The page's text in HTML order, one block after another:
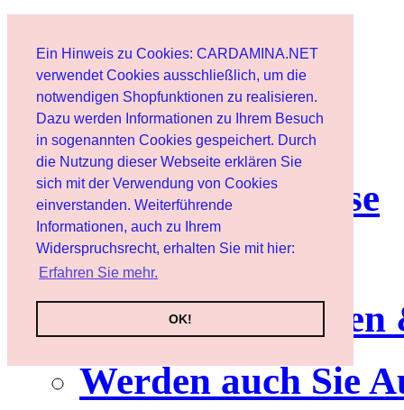
Ein Hinweis zu Cookies: CARDAMINA.NET
verwendet Cookies ausschließlich, um die
notwendigen Shopfunktionen zu realisieren.
Dazu werden Informationen zu Ihrem Besuch
in sogenannten Cookies gespeichert. Durch
die Nutzung dieser Webseite erklären Sie
sich mit der Verwendung von Cookies
einverstanden. Weiterführende
Informationen, auch zu Ihrem
Widerspruchsrecht, erhalten Sie mit hier:
Erfahren Sie mehr.
OK!
Benutzer
Newsletter
Nutzungshinweise
Service
Werden auch Sie